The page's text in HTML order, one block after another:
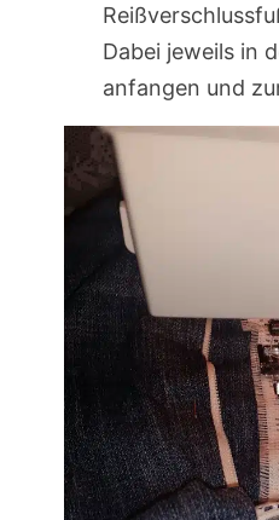
Dabei jeweils in
anfangen und